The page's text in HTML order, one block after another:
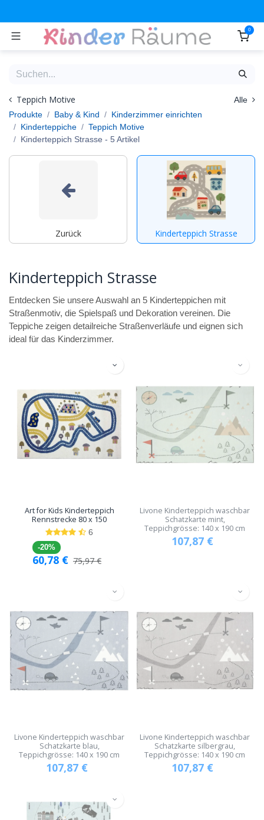
0
Teppich Motive
Alle
Produkte
Baby & Kind
Kinderzimmer einrichten
Kinderteppiche
Teppich Motive
Kinderteppich Strasse - 5 Artikel
Zurück Kinderteppich Strasse
Kinderteppich Strasse
Entdecken Sie unsere Auswahl an 5 Kinderteppichen mit
Straßenmotiv, die Spielspaß und Dekoration vereinen. Die
Teppiche zeigen detailreiche Straßenverläufe und eignen sich
ideal für das Kinderzimmer.
Art for Kids Kinderteppich
Rennstrecke 80 x 150
6
-20%
60,78 € 75,97€
Livone Kinderteppich waschbar
Schatzkarte mint,
Teppichgrösse: 140 x 190 cm
107,87 €
Livone Kinderteppich waschbar
Schatzkarte blau,
Teppichgrösse: 140 x 190 cm
107,87 €
Livone Kinderteppich waschbar
Schatzkarte silbergrau,
Teppichgrösse: 140 x 190 cm
107,87 €